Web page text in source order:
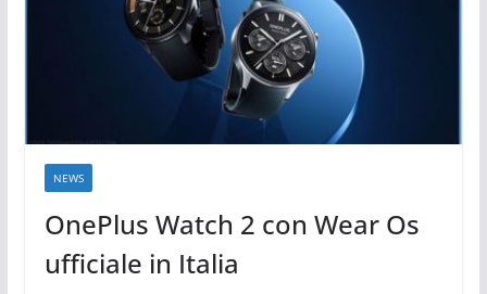
NEWS
OnePlus Watch 2 con Wear Os
ufficiale in Italia